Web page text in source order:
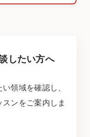
したい方へ
領域を確認し、
ンをご案内しま